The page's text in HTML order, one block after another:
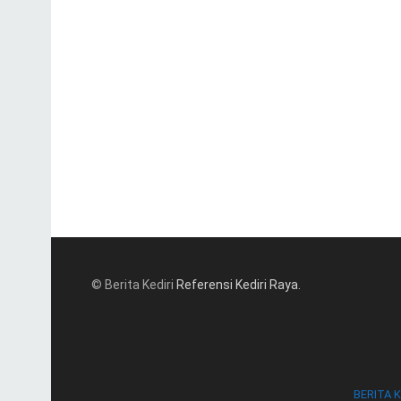
© Berita Kediri Referensi Kediri Raya
BERITA